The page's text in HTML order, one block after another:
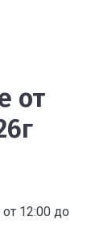
от
12:00 до